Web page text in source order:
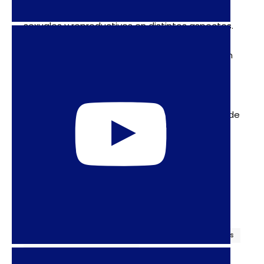
sexuales y reproductivos en distintos aspectos.
Santelices, también ha propuesto iniciativas en
Como se ha señalado, el rol del Ministerio de la
Mujer es clave. No podemos dejarlo en manos de
una mujer sin preparación ni respeto por los
derechos humanos. Por eso las organizaciones
feministas decimos con fuerza: No tenemos
DERECHOS HUMANOS